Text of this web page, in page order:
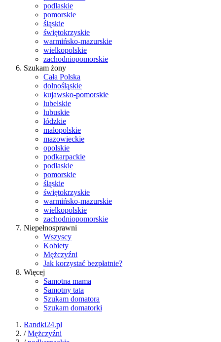
podlaskie
pomorskie
śląskie
świętokrzyskie
warmińsko-mazurskie
wielkopolskie
zachodniopomorskie
Szukam żony
Cała Polska
dolnośląskie
kujawsko-pomorskie
lubelskie
lubuskie
łódzkie
małopolskie
mazowieckie
opolskie
podkarpackie
podlaskie
pomorskie
śląskie
świętokrzyskie
warmińsko-mazurskie
wielkopolskie
zachodniopomorskie
Niepełnosprawni
Wszyscy
Kobiety
Mężczyźni
Jak korzystać bezpłatnie?
Więcej
Samotna mama
Samotny tata
Szukam domatora
Szukam domatorki
Randki24.pl
/Mężczyźni